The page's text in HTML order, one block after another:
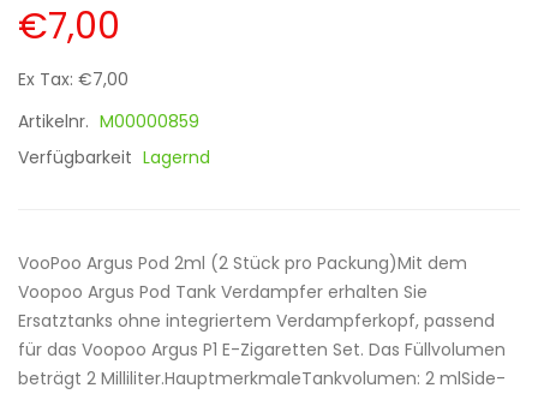
€7,00
Ex Tax: €7,00
Artikelnr. M00000859
Verfügbarkeit Lagernd
VooPoo Argus Pod 2ml (2 Stück pro Packung)Mit dem
Voopoo Argus Pod Tank Verdampfer erhalten Sie
Ersatztanks ohne integriertem Verdampferkopf, passend
für das Voopoo Argus P1 E-Zigaretten Set. Das Füllvolumen
beträgt 2 Milliliter.HauptmerkmaleTankvolumen: 2 mlSide-